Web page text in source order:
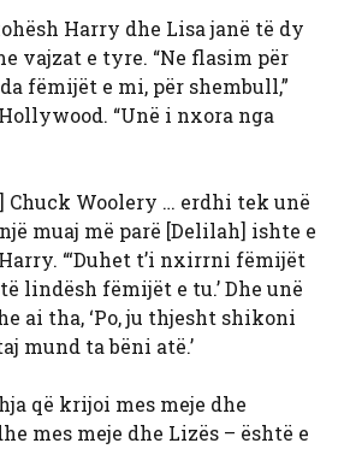
Harry dhe Lisa janë të dy
vajzat e tyre. “Ne flasim për
fëmijët e mi, për shembull,”
“Unë i nxora nga
Chuck Woolery … erdhi tek unë
muaj më parë [Delilah] ishte e
“‘Duhet t’i nxirrni fëmijët
lindësh fëmijët e tu.’ Dhe unë
ai tha, ‘Po, ju thjesht shikoni
mund ta bëni atë.’
që krijoi mes meje dhe
mes meje dhe Lizës – është e